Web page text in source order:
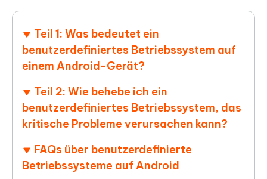
Teil 1: Was bedeutet ein
benutzerdefiniertes Betriebssystem auf
einem Android-Gerät?
Teil 2: Wie behebe ich ein
benutzerdefiniertes Betriebssystem, das
kritische Probleme verursachen kann?
FAQs über benutzerdefinierte
Betriebssysteme auf Android